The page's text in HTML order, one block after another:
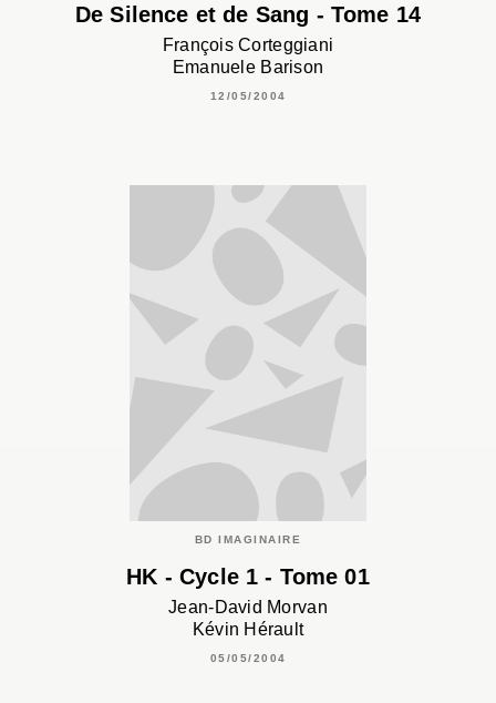
De Silence et de Sang - Tome 14
François Corteggiani
Emanuele Barison
12/05/2004
BD IMAGINAIRE
HK - Cycle 1 - Tome 01
Jean-David Morvan
Kévin Hérault
05/05/2004